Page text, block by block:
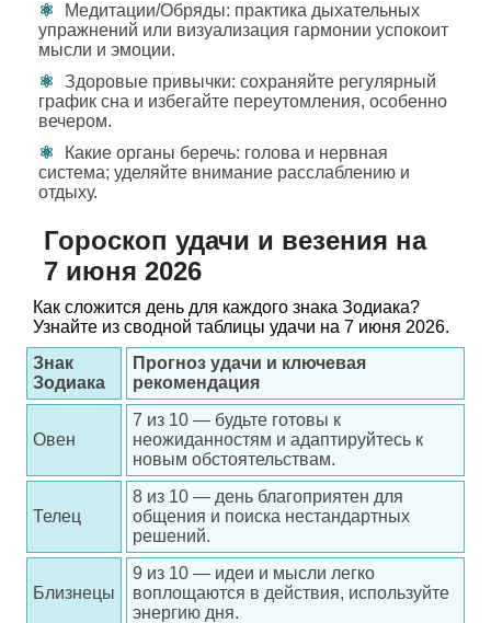
Медитации/Обряды: практика дыхательных
упражнений или визуализация гармонии успокоит
мысли и эмоции.
Здоровые привычки: сохраняйте регулярный
график сна и избегайте переутомления, особенно
вечером.
Какие органы беречь: голова и нервная
система; уделяйте внимание расслаблению и
отдыху.
Гороскоп удачи и везения на
7 июня 2026
Как сложится день для каждого знака Зодиака?
Узнайте из сводной таблицы удачи на 7 июня 2026.
Знак
Зодиака
Прогноз удачи и ключевая
рекомендация
Овен
7 из 10 — будьте готовы к
неожиданностям и адаптируйтесь к
новым обстоятельствам.
Телец
8 из 10 — день благоприятен для
общения и поиска нестандартных
решений.
Близнецы
9 из 10 — идеи и мысли легко
воплощаются в действия, используйте
энергию дня.